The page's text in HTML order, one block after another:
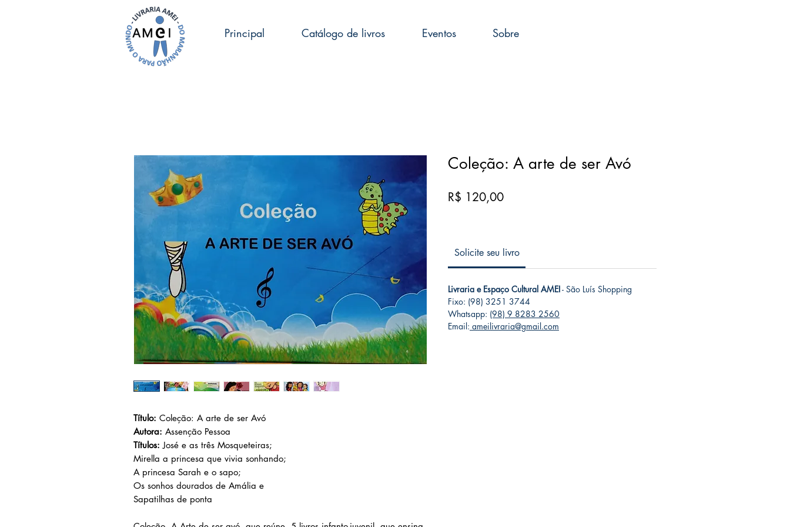
Principal Catálogo de livros Eventos Sobre
Título: Coleção: A arte de ser Avó
Autora: Assenção Pessoa
Títulos: José e as três Mosqueteiras;
Mirella a princesa que vivia sonhando;
A princesa Sarah e o sapo;
Os sonhos dourados de Amália e
Sapatilhas de ponta
Coleção: A arte de ser Avó
R$ 120,00Preço
Solicite seu livro
Livraria e Espaço Cultural AMEI- São Luís Shopping
Fixo: (98) 3251 3744
Whatsapp: (98) 9 8283 2560
Email: ameilivraria@gmail.com